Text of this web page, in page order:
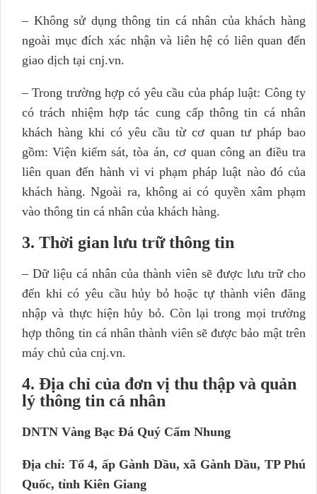
– Không sử dụng thông tin cá nhân của khách hàng
ngoài mục đích xác nhận và liên hệ có liên quan đến
giao dịch tại cnj.vn.
– Trong trường hợp có yêu cầu của pháp luật: Công ty
có trách nhiệm hợp tác cung cấp thông tin cá nhân
khách hàng khi có yêu cầu từ cơ quan tư pháp bao
gồm: Viện kiểm sát, tòa án, cơ quan công an điều tra
liên quan đến hành vi vi phạm pháp luật nào đó của
khách hàng. Ngoài ra, không ai có quyền xâm phạm
vào thông tin cá nhân của khách hàng.
3. Thời gian lưu trữ thông tin
– Dữ liệu cá nhân của thành viên sẽ được lưu trữ cho
đến khi có yêu cầu hủy bỏ hoặc tự thành viên đăng
nhập và thực hiện hủy bỏ. Còn lại trong mọi trường
hợp thông tin cá nhân thành viên sẽ được bảo mật trên
máy chủ của cnj.vn.
4. Địa chỉ của đơn vị thu thập và quản
lý thông tin cá nhân
DNTN Vàng Bạc Đá Quý Cẩm Nhung
Địa chỉ: Tổ 4, ấp Gành Dầu, xã Gành Dầu, TP Phú
Quốc, tỉnh Kiên Giang